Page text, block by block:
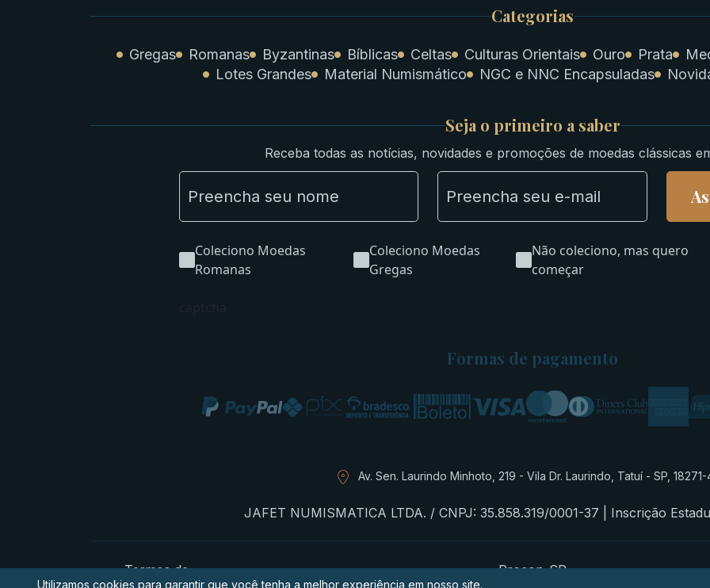
Categorias
Gregas Romanas Byzantinas Bíblicas Celtas Culturas Orientais Ouro Prata
Lotes Grandes
Material Numismático NGC e NNC Encapsuladas
Seja o primeiro a saber
Receba todas as notícias, novidades e promoções de moedas clássicas
Coleciono Moedas
Romanas
Coleciono Moedas
Gregas
Não coleciono, mas quero
começar
Formas de pagamento
Av. Sen. Laurindo Minhoto, 219 - Vila Dr. Laurindo, Tatuí - SP,
JAFET NUMISMATICA LTDA. / CNPJ: 35.858.319/0001-37 | Inscrição
Termos de
Procon-SP
Utilizamos cookies para garantir que você tenha a melhor experiência em nosso site.